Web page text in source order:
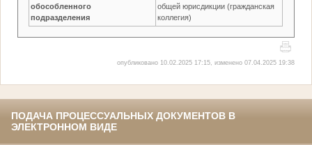
обособленного
подразделения
общей юрисдикции (гражданская
коллегия)
опубликовано 10.02.2025 17:15, изменено 07.04.2025 19:38
ПОДАЧА ПРОЦЕССУАЛЬНЫХ ДОКУМЕНТОВ В
ЭЛЕКТРОННОМ ВИДЕ